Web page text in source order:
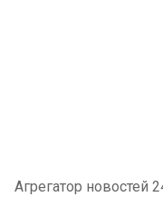
Агрегатор новостей